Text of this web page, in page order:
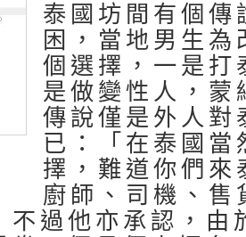
泰國坊間有個傳
困，當地男生
個選擇，一是打
是做變性人，蒙
傳說僅是外人對
已：「在泰國當
擇，難道你們來
廚師、司機、售
不過他亦承認，由